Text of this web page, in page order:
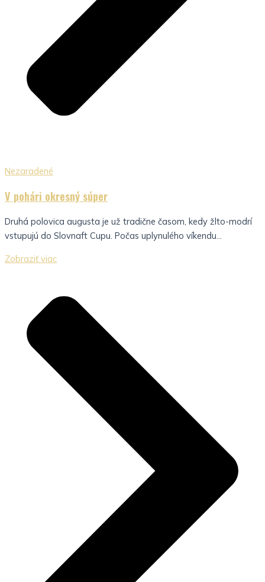
Nezaradené
V pohári okresný súper
Druhá polovica augusta je už tradične časom, kedy žlto-modrí
vstupujú do Slovnaft Cupu. Počas uplynulého víkendu...
Zobraziť viac